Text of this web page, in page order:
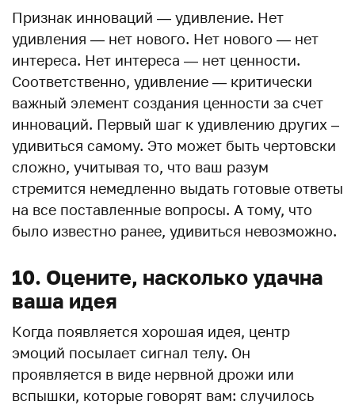
Признак инноваций — удивление. Нет
удивления — нет нового. Нет нового — нет
интереса. Нет интереса — нет ценности.
Соответственно, удивление — критически
важный элемент создания ценности за счет
инноваций. Первый шаг к удивлению других –
удивиться самому. Это может быть чертовски
сложно, учитывая то, что ваш разум
стремится немедленно выдать готовые ответы
на все поставленные вопросы. А тому, что
было известно ранее, удивиться невозможно.
10. Оцените, насколько удачна
ваша идея
Когда появляется хорошая идея, центр
эмоций посылает сигнал телу. Он
проявляется в виде нервной дрожи или
вспышки, которые говорят вам: случилось